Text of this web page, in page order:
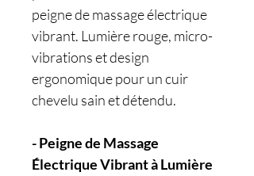
peigne de massage électrique
vibrant. Lumière rouge, micro-
vibrations et design
ergonomique pour un cuir
chevelu sain et détendu.
- Peigne de Massage
Électrique Vibrant à Lumière